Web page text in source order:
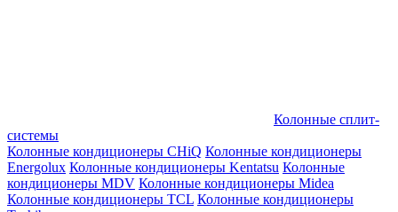
Колонные сплит-
системы
Колонные кондиционеры CHiQ Колонные кондиционеры
Energolux Колонные кондиционеры Kentatsu Колонные
кондиционеры MDV Колонные кондиционеры Midea
Колонные кондиционеры TCL Колонные кондиционеры